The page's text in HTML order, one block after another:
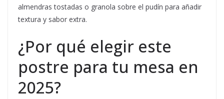
almendras tostadas o granola sobre el pudín para añadir
textura y sabor extra.
¿Por qué elegir este
postre para tu mesa en
2025?